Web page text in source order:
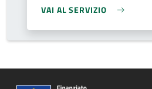
VAI AL SERVIZIO